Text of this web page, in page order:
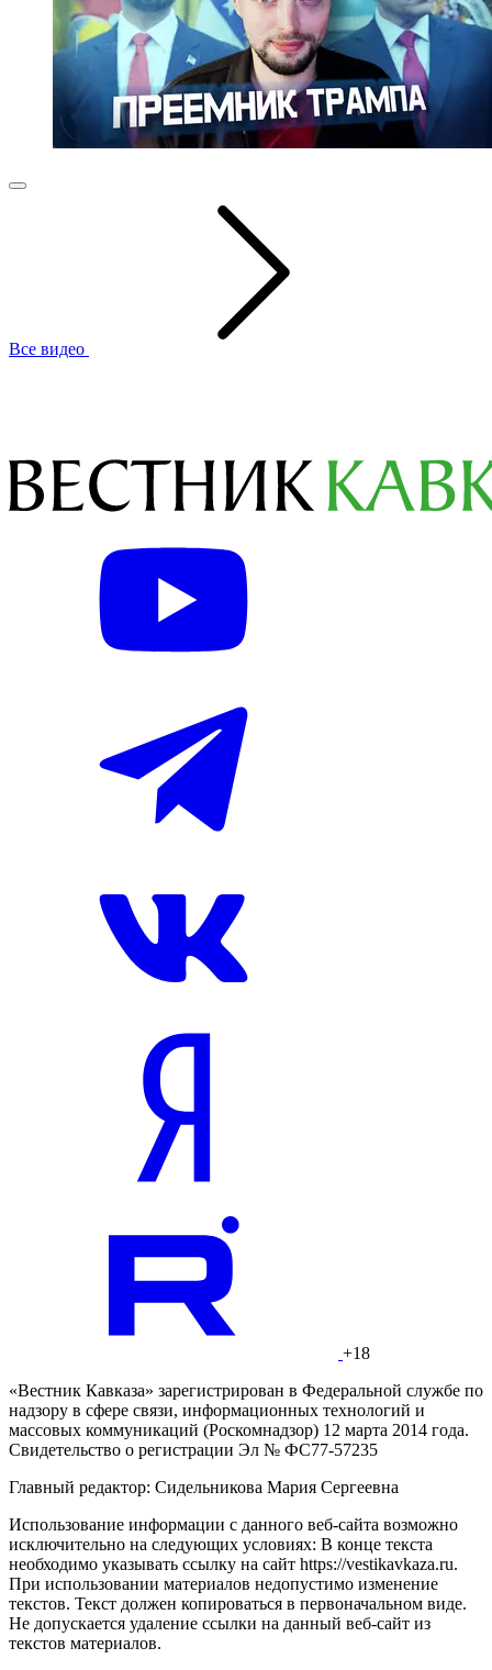
Все видео
+18
«Вестник Кавказа» зарегистрирован в Федеральной службе по
надзору в сфере связи, информационных технологий и
массовых коммуникаций (Роскомнадзор) 12 марта 2014 года.
Свидетельство о регистрации Эл № ФС77-57235
Главный редактор: Сидельникова Мария Сергеевна
Использование информации с данного веб-сайта возможно
исключительно на следующих условиях: В конце текста
необходимо указывать ссылку на сайт https://vestikavkaza.ru.
При использовании материалов недопустимо изменение
текстов. Текст должен копироваться в первоначальном виде.
Не допускается удаление ссылки на данный веб-сайт из
текстов материалов.